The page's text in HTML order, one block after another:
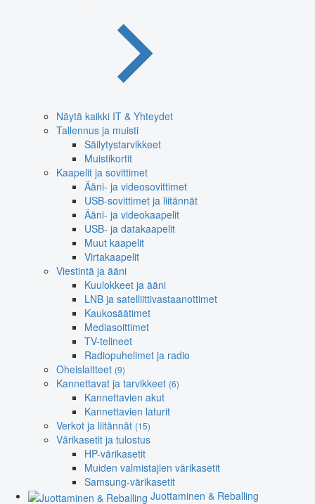
Näytä kaikki IT & Yhteydet
Tallennus ja muisti
Säilytystarvikkeet
Muistikortit
Kaapelit ja sovittimet
Ääni- ja videosovittimet
USB-sovittimet ja liitännät
Ääni- ja videokaapelit
USB- ja datakaapelit
Muut kaapelit
Virtakaapelit
Viestintä ja ääni
Kuulokkeet ja ääni
LNB ja satelliittivastaanottimet
Kaukosäätimet
Mediasoittimet
TV-telineet
Radiopuhelimet ja radio
Oheislaitteet (9)
Kannettavat ja tarvikkeet (6)
Kannettavien akut
Kannettavien laturit
Verkot ja liitännät (15)
Värikasetit ja tulostus
HP-värikasetit
Muiden valmistajien värikasetit
Samsung-värikasetit
Juottaminen & Reballing